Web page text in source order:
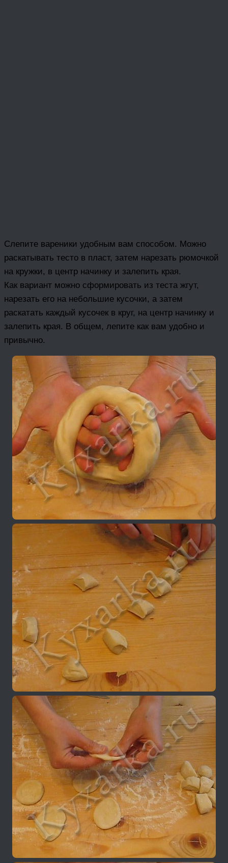
Слепите вареники удобным вам способом. Можно
раскатывать тесто в пласт, затем нарезать рюмочкой
на кружки, в центр начинку и залепить края.
Как вариант можно сформировать из теста жгут,
нарезать его на небольшие кусочки, а затем
раскатать каждый кусочек в круг, на центр начинку и
залепить края. В общем, лепите как вам удобно и
привычно.